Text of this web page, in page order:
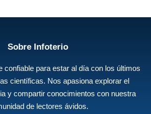
Sobre Infoterio
confiable para estar al día con los últimos
científicas. Nos apasiona explorar el
y compartir conocimientos con nuestra
de lectores ávidos.